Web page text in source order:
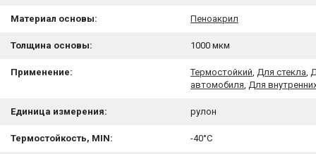
Материал основы: Пеноакрил
Толщина основы: 1000 мкм
Применение: Термостойкий, Для стекла,
автомобиля, Для
Единица измерения: рулон
Термостойкость, MIN: -40°C